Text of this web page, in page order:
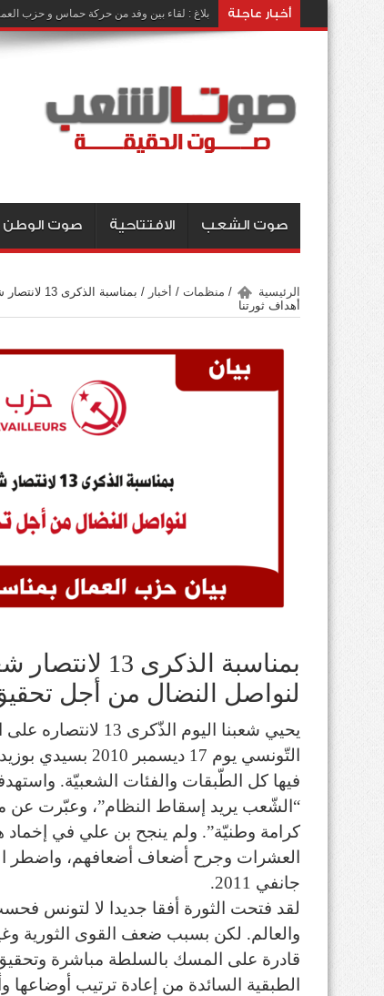
أخبار عاجلة بلاغ : لقاء بين وفد من حركة حماس و حزب
صوت الشعب الافتتاحية صوت الوطن
الرئيسية / منظمات / أخبار /
بمناسبة
أهداف ثورتنا
بمناسبة
لنواصل النضال من أجل
يحيي شعبنا اليوم
التّونسي يوم 17
فيها كل الطّبقات والفئات الشعبيّة.
“الشّعب يريد إسقاط النظام”، وعبّرت عن
كرامة وطنيّة”. ولم ينجح بن علي في إخماد
جانفي 2011.
لقد فتحت الثورة أفقا جديدا لا لتونس
والعالم. لكن بسبب ضعف القوى الثورية
قادرة على المسك بالسلطة مباشرة
الطبقية السائدة من إعادة ترتيب